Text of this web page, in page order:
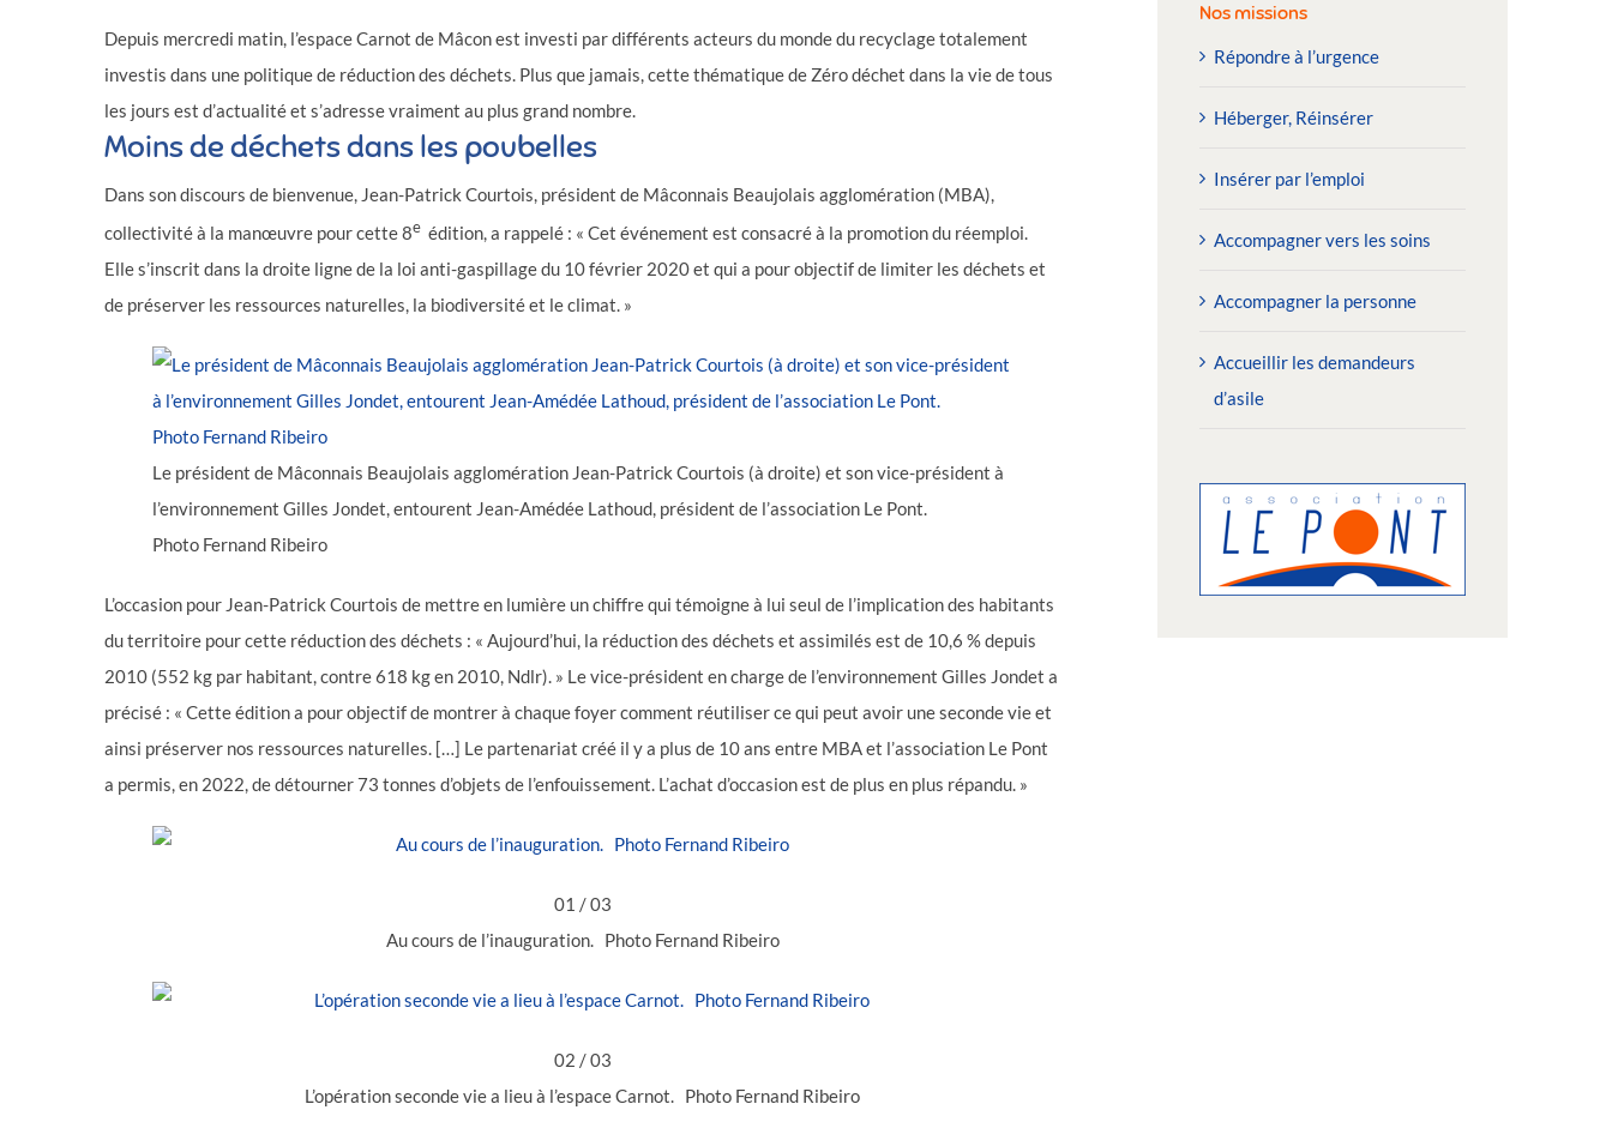
Depuis mercredi matin, l’espace Carnot de Mâcon est investi par différents acteurs du monde du recyclage totalement
investis dans une politique de réduction des déchets. Plus que jamais, cette thématique de Zéro déchet dans la vie de tous
les jours est d’actualité et s’adresse vraiment au plus grand nombre.
Moins de déchets dans les poubelles
Dans son discours de bienvenue, Jean-Patrick Courtois, président de Mâconnais Beaujolais agglomération (MBA),
collectivité à la manœuvre pour cette 8e édition, a rappelé : « Cet événement est consacré à la promotion du réemploi.
Elle s’inscrit dans la droite ligne de la loi anti-gaspillage du 10 février 2020 et qui a pour objectif de limiter les déchets et
de préserver les ressources naturelles, la biodiversité et le climat. »
Le président de Mâconnais Beaujolais agglomération Jean-Patrick Courtois (à droite) et son vice-président à
l’environnement Gilles Jondet, entourent Jean-Amédée Lathoud, président de l’association Le Pont.
Photo Fernand Ribeiro
L’occasion pour Jean-Patrick Courtois de mettre en lumière un chiffre qui témoigne à lui seul de l’implication des habitants
du territoire pour cette réduction des déchets : « Aujourd’hui, la réduction des déchets et assimilés est de 10,6 % depuis
2010 (552 kg par habitant, contre 618 kg en 2010, Ndlr). » Le vice-président en charge de l’environnement Gilles Jondet a
précisé : « Cette édition a pour objectif de montrer à chaque foyer comment réutiliser ce qui peut avoir une seconde vie et
ainsi préserver nos ressources naturelles. […] Le partenariat créé il y a plus de 10 ans entre MBA et l’association Le Pont
a permis, en 2022, de détourner 73 tonnes d’objets de l’enfouissement. L’achat d’occasion est de plus en plus répandu. »
01 / 03
Au cours de l’inauguration. Photo Fernand Ribeiro
02 / 03
L’opération seconde vie a lieu à l’espace Carnot. Photo Fernand Ribeiro
Nos missions
Répondre à l’urgence
Héberger, Réinsérer
Insérer par l’emploi
Accompagner vers les soins
Accompagner la personne
Accueillir les demandeurs
d’asile